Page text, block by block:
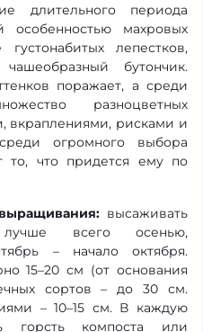
длительного периода
махровых
лепестков,
бутончик.
поражает, а среди
разноцветных
вкраплениями, рисками и
огромного выбора
то, что придется ему по
высаживать
всего осенью,
– начало октября.
15–20 см (от основания
сортов – до 30 см.
– 10–15 см. В каждую
горсть компоста или